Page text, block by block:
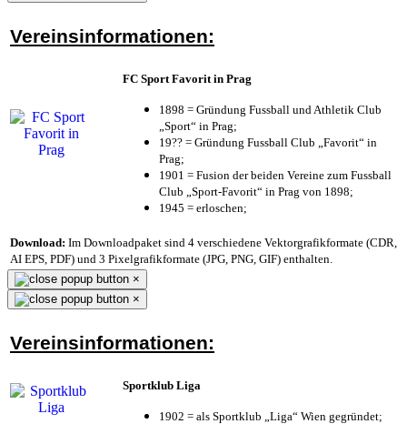
Vereinsinformationen:
FC Sport Favorit in Prag
1898 = Gründung Fussball und Athletik Club
„Sport“ in Prag;
19?? = Gründung Fussball Club „Favorit“ in
Prag;
1901 = Fusion der beiden Vereine zum Fussball
Club „Sport-Favorit“ in Prag von 1898;
1945 = erloschen;
Download: Im Downloadpaket sind 4 verschiedene Vektorgrafikformate (CDR,
AI EPS, PDF) und 3 Pixelgrafikformate (JPG, PNG, GIF) enthalten.
×
×
Vereinsinformationen:
Sportklub Liga
1902 = als Sportklub „Liga“ Wien gegründet;